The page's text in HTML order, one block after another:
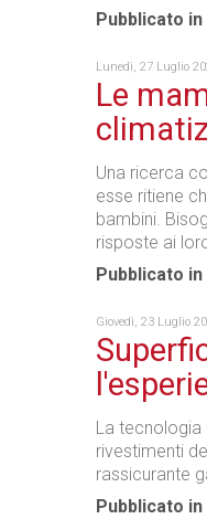
Pubblicato in
Lunedì, 27 Luglio
Le
Una ricerca
esse ritiene
bambini.
risposte ai
Pubblicato in
Giovedì, 23 Luglio
La tecnologia
rivestimenti
rassicurante
Pubblicato in